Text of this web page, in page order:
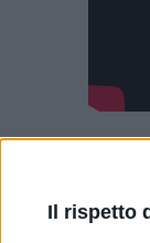
Il rispetto
Maria,
di
un